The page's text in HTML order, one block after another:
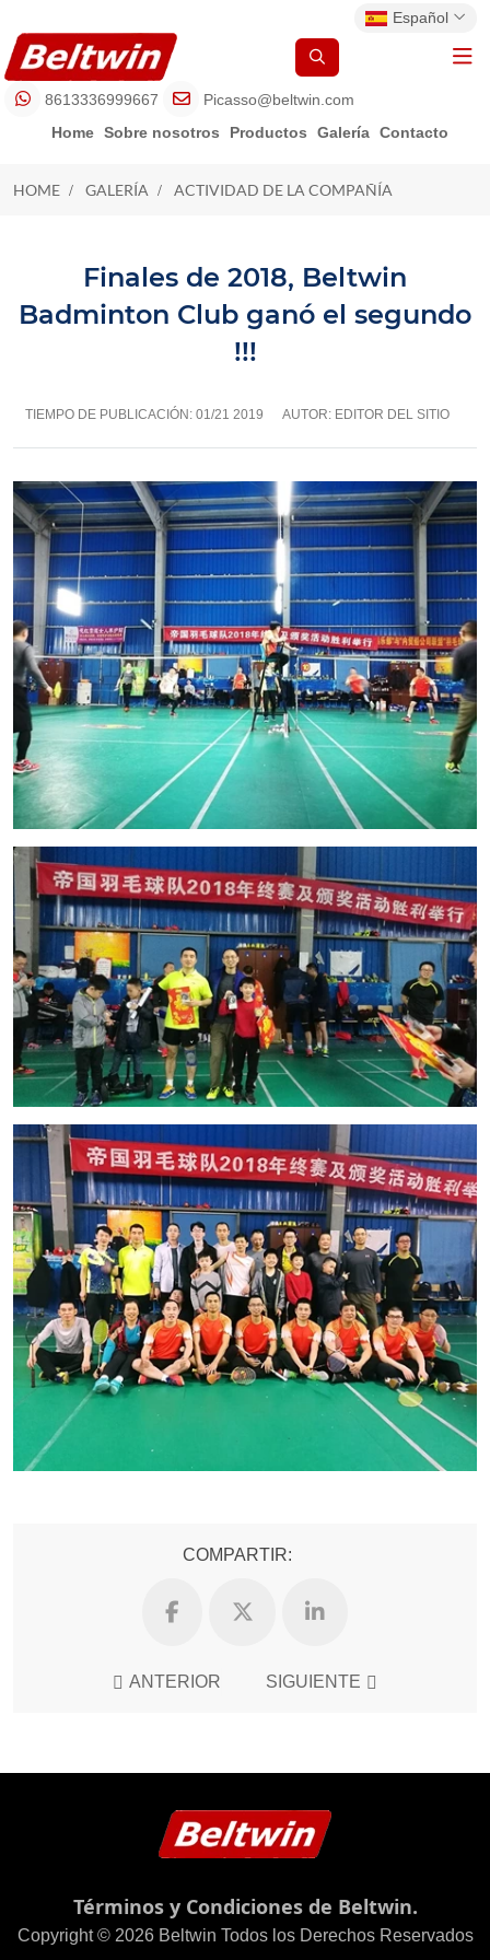
Español
8613336999667
Picasso@beltwin.com
Home Sobre nosotros Productos Galería Contacto
ACTIVIDAD DE LA COMPAÑÍA
HOME GALERÍA ACTIVIDAD DE LA COMPAÑÍA
Finales de 2018, Beltwin
Badminton Club ganó el segundo
!!!
TIEMPO DE PUBLICACIÓN: 01/21 2019 AUTOR: EDITOR DEL SITIO
COMPARTIR:
ANTERIOR SIGUIENTE
Términos y Condiciones de Beltwin.
Copyright © 2026 Beltwin Todos los Derechos Reservados